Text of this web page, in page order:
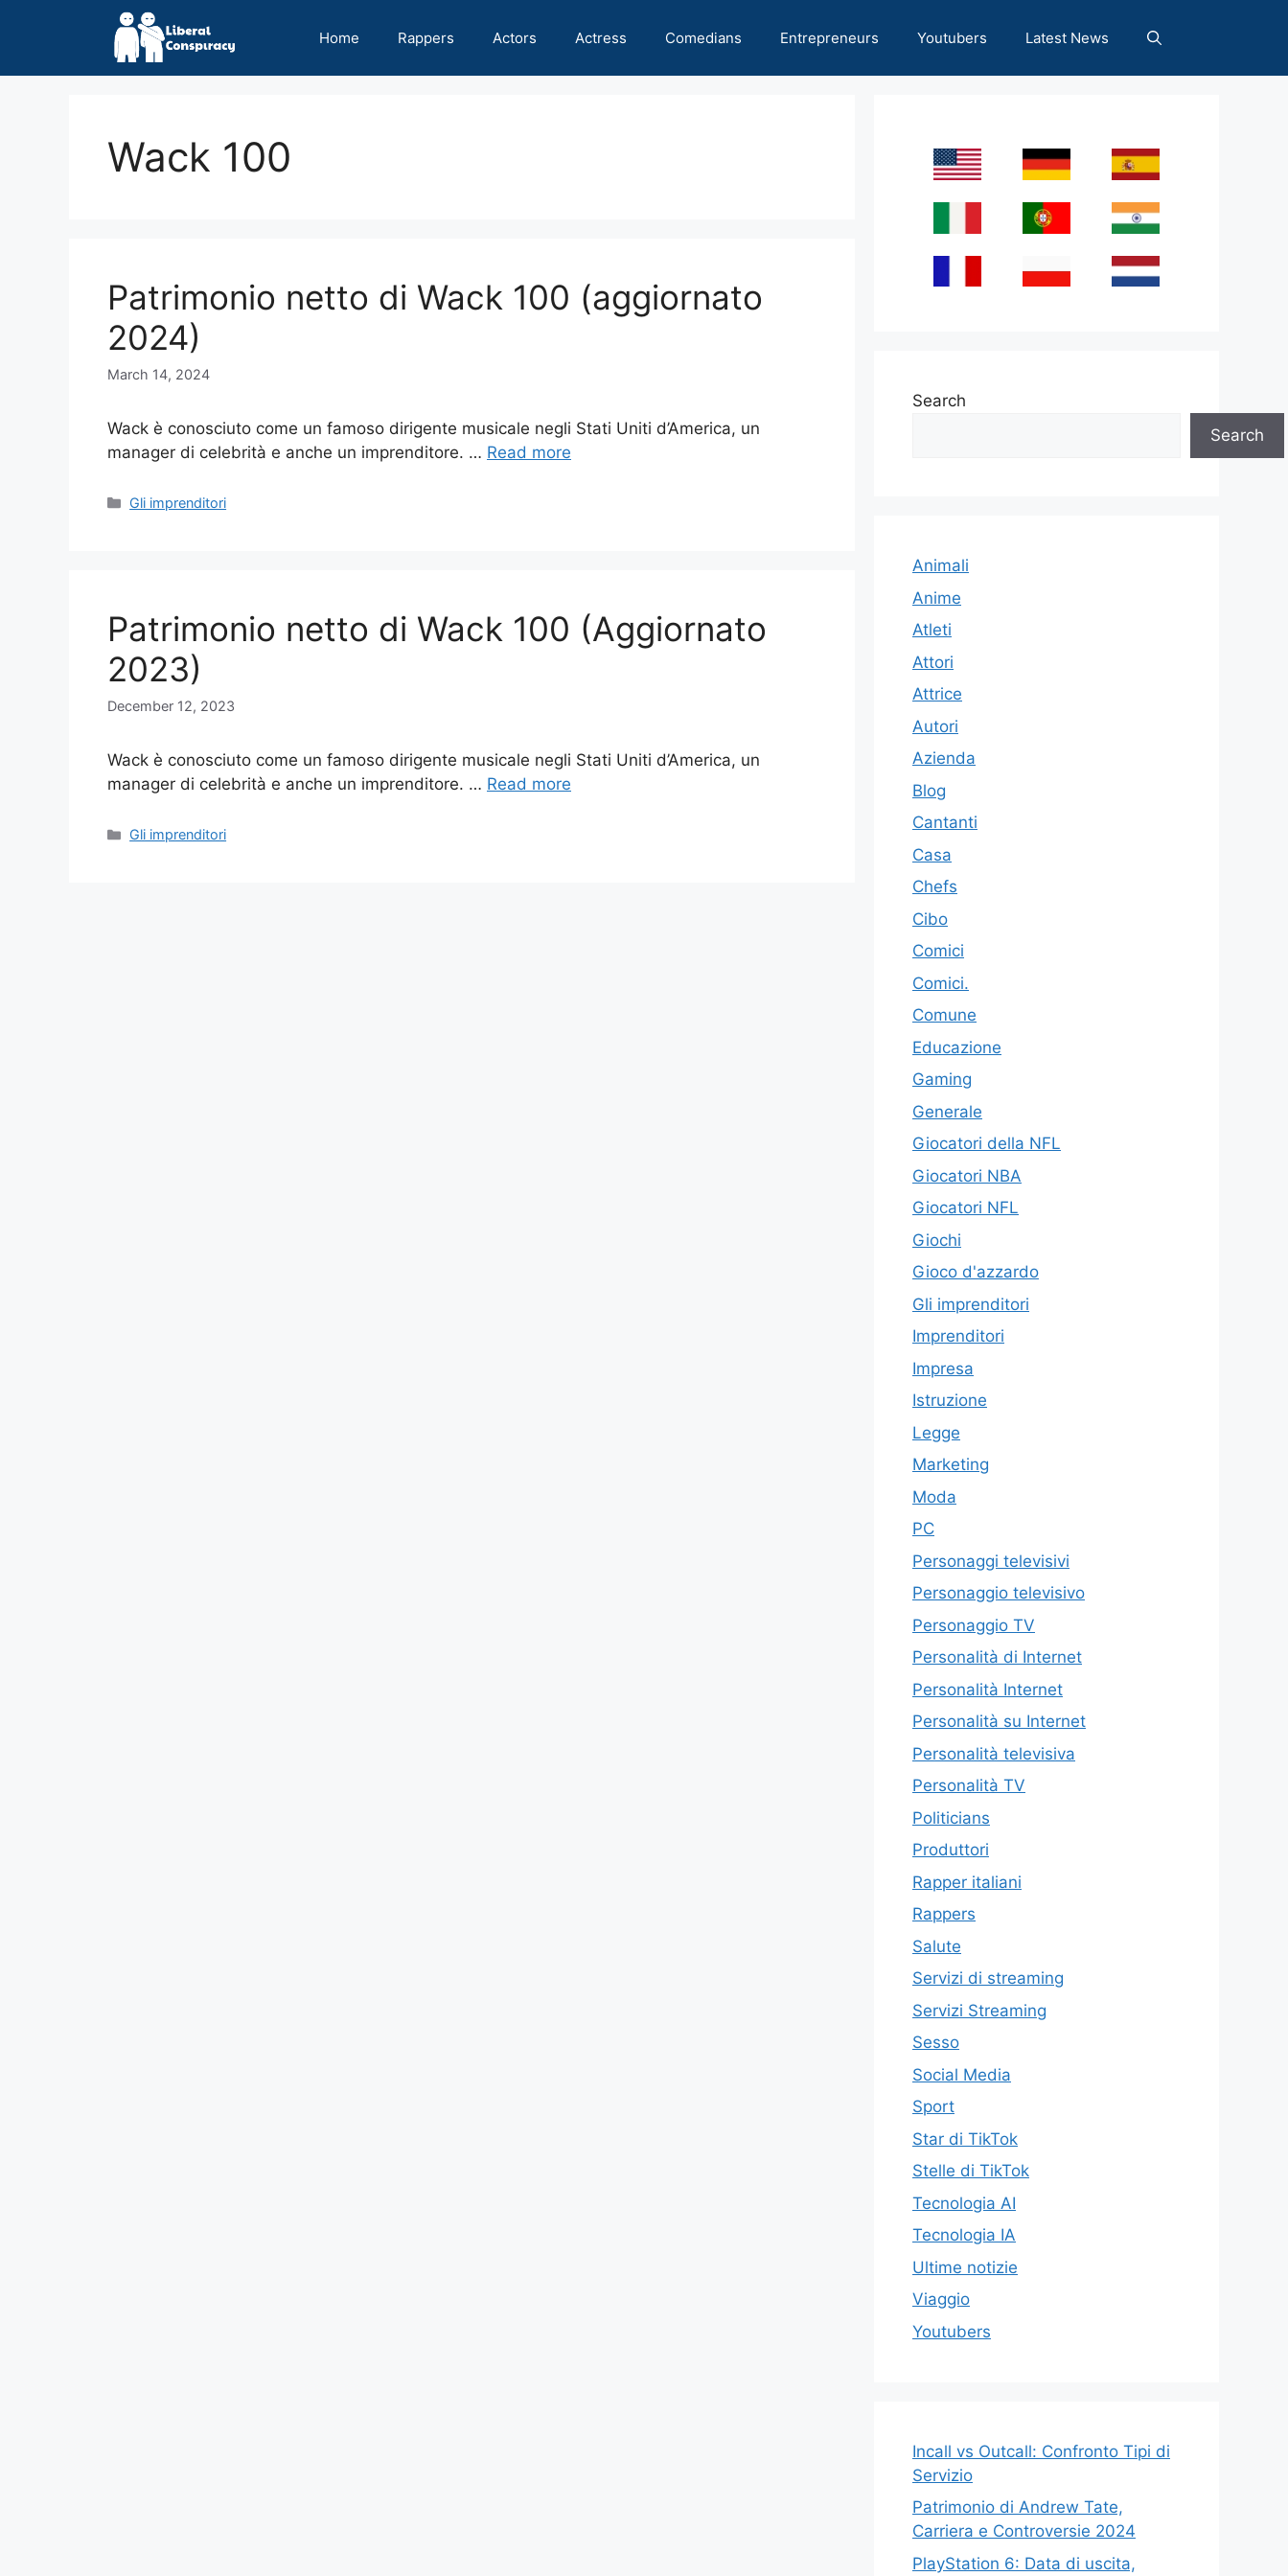
Home Rappers Actors Actress Comedians Entrepreneurs Youtubers Latest News
Wack 100
Patrimonio netto di Wack 100 (aggiornato
2024)
March 14, 2024
Wack è conosciuto come un famoso dirigente musicale negli Stati Uniti d’America, un
manager di celebrità e anche un imprenditore. … Read more
Categories
Gli imprenditori
Patrimonio netto di Wack 100 (Aggiornato
2023)
December 12, 2023
Wack è conosciuto come un famoso dirigente musicale negli Stati Uniti d’America, un
manager di celebrità e anche un imprenditore. … Read more
Categories
Gli imprenditori
Search
Search
Animali
Anime
Atleti
Attori
Attrice
Autori
Azienda
Blog
Cantanti
Casa
Chefs
Cibo
Comici
Comici.
Comune
Educazione
Gaming
Generale
Giocatori della NFL
Giocatori NBA
Giocatori NFL
Giochi
Gioco d'azzardo
Gli imprenditori
Imprenditori
Impresa
Istruzione
Legge
Marketing
Moda
PC
Personaggi televisivi
Personaggio televisivo
Personaggio TV
Personalità di Internet
Personalità Internet
Personalità su Internet
Personalità televisiva
Personalità TV
Politicians
Produttori
Rapper italiani
Rappers
Salute
Servizi di streaming
Servizi Streaming
Sesso
Social Media
Sport
Star di TikTok
Stelle di TikTok
Tecnologia AI
Tecnologia IA
Ultime notizie
Viaggio
Youtubers
Incall vs Outcall: Confronto Tipi di
Servizio
Patrimonio di Andrew Tate,
Carriera e Controversie 2024
PlayStation 6: Data di uscita,